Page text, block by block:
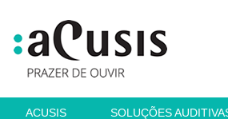
ACUSIS SOLUÇÕES